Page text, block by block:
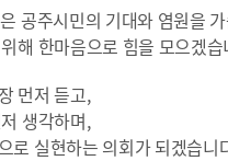
공주시민의 기대와 염원을
해 한마음으로 힘을 모으겠습
먼저 듣고,
생각하며,
로 실현하는 의회가 되겠습니